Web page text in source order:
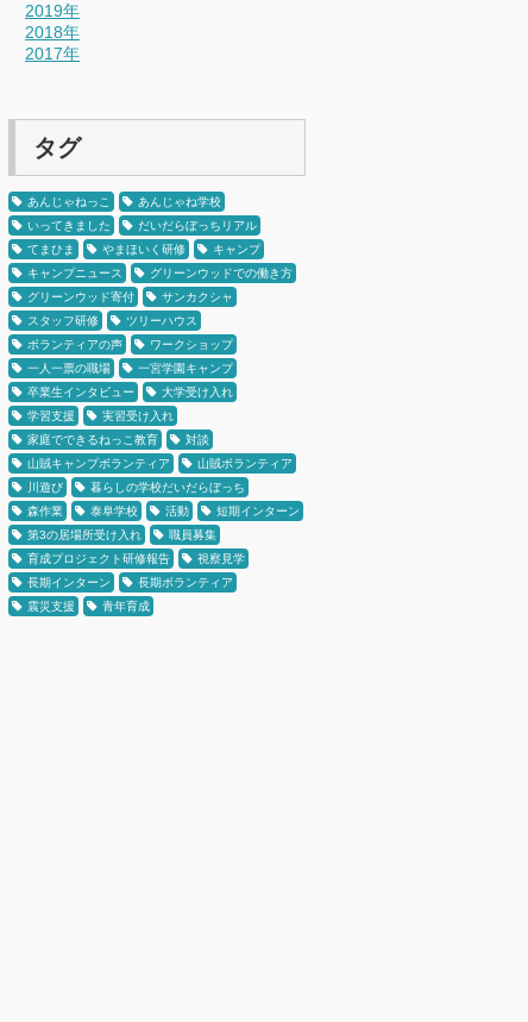
2019年
2018年
2017年
タグ
あんじゃねっこ
あんじゃね学校
いってきました
だいだらぼっちリアル
てまひま
やまほいく研修
キャンプ
キャンプニュース
グリーンウッドでの働き方
グリーンウッド寄付
サンカクシャ
スタッフ研修
ツリーハウス
ボランティアの声
ワークショップ
一人一票の職場
一宮学園キャンプ
卒業生インタビュー
大学受け入れ
学習支援
実習受け入れ
家庭でできるねっこ教育
対談
山賊キャンプボランティア
山賊ボランティア
川遊び
暮らしの学校だいだらぼっち
森作業
泰阜学校 活動
短期インターン
第3の居場所受け入れ
職員募集
育成プロジェクト研修報告
視察見学
長期インターン
長期ボランティア
震災支援
青年育成